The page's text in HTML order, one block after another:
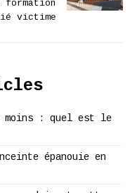
victime
moins : quel est le
épanouie en